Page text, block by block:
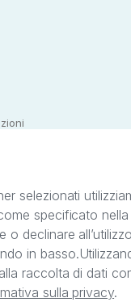
web è di proprietà di
i diritti di proprietà
loghi e segni
Si invita l’utente a prendere
selezionati
specificato
o declinare
in basso.
raccolta di dati
sulla privacy.